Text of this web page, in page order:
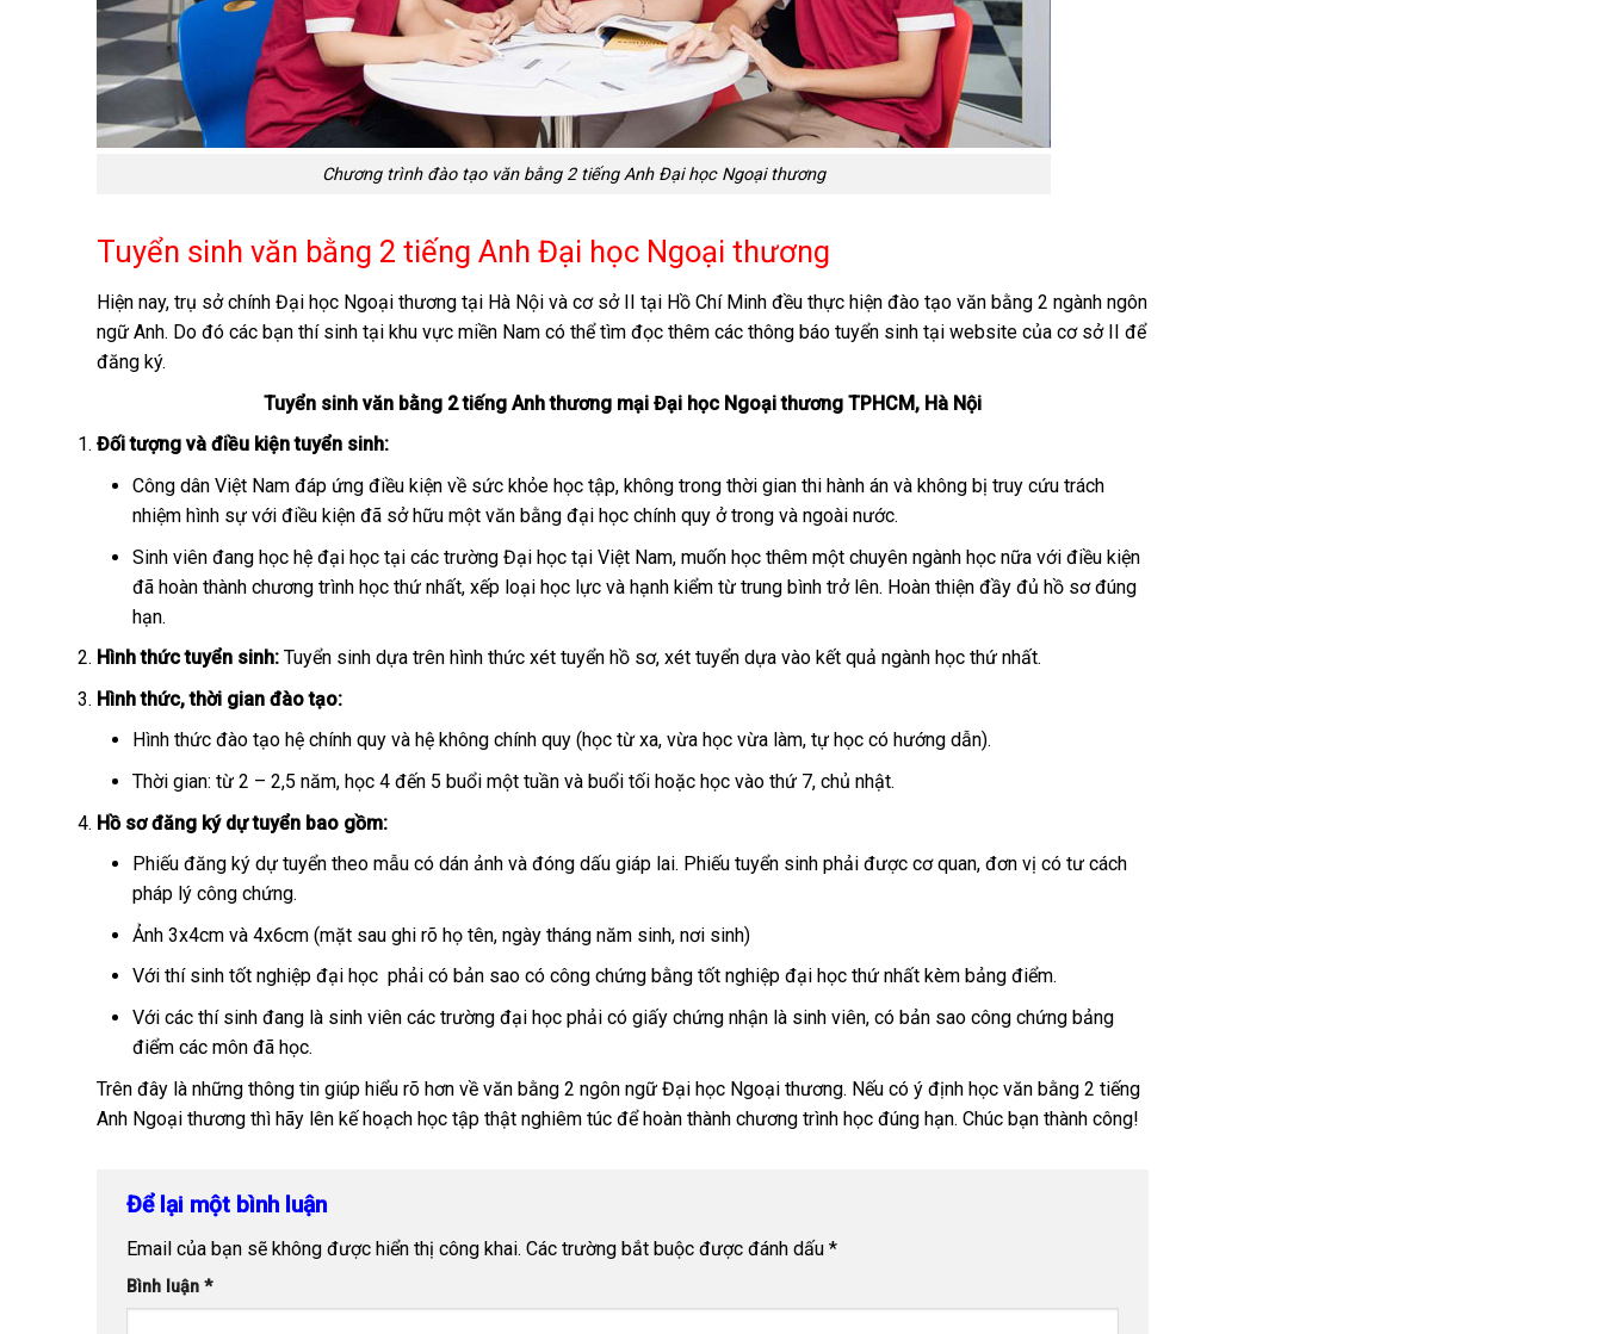
Chương trình đào tạo văn bằng 2 tiếng Anh Đại học Ngoại thương
Tuyển sinh văn bằng 2 tiếng Anh Đại học Ngoại thương
Hiện nay, trụ sở chính Đại học Ngoại thương tại Hà Nội và cơ sở II tại Hồ Chí Minh đều thực hiện đào tạo văn bằng 2 ngành ngôn
ngữ Anh. Do đó các bạn thí sinh tại khu vực miền Nam có thể tìm đọc thêm các thông báo tuyển sinh tại website của cơ sở II để
đăng ký.
Tuyển sinh văn bằng 2 tiếng Anh thương mại Đại học Ngoại thương TPHCM, Hà Nội
Đối tượng và điều kiện tuyển sinh:
Công dân Việt Nam đáp ứng điều kiện về sức khỏe học tập, không trong thời gian thi hành án và không bị truy cứu trách
nhiệm hình sự với điều kiện đã sở hữu một văn bằng đại học chính quy ở trong và ngoài nước.
Sinh viên đang học hệ đại học tại các trường Đại học tại Việt Nam, muốn học thêm một chuyên ngành học nữa với điều kiện
đã hoàn thành chương trình học thứ nhất, xếp loại học lực và hạnh kiểm từ trung bình trở lên. Hoàn thiện đầy đủ hồ sơ đúng
hạn.
Hình thức tuyển sinh: Tuyển sinh dựa trên hình thức xét tuyển hồ sơ, xét tuyển dựa vào kết quả ngành học thứ nhất.
Hình thức, thời gian đào tạo:
Hình thức đào tạo hệ chính quy và hệ không chính quy (học từ xa, vừa học vừa làm, tự học có hướng dẫn).
Thời gian: từ 2 – 2,5 năm, học 4 đến 5 buổi một tuần và buổi tối hoặc học vào thứ 7, chủ nhật.
Hồ sơ đăng ký dự tuyển bao gồm:
Phiếu đăng ký dự tuyển theo mẫu có dán ảnh và đóng dấu giáp lai. Phiếu tuyển sinh phải được cơ quan, đơn vị có tư cách
pháp lý công chứng.
Ảnh 3x4cm và 4x6cm (mặt sau ghi rõ họ tên, ngày tháng năm sinh, nơi sinh)
Với thí sinh tốt nghiệp đại học phải có bản sao có công chứng bằng tốt nghiệp đại học thứ nhất kèm bảng điểm.
Với các thí sinh đang là sinh viên các trường đại học phải có giấy chứng nhận là sinh viên, có bản sao công chứng bảng
điểm các môn đã học.
Trên đây là những thông tin giúp hiểu rõ hơn về văn bằng 2 ngôn ngữ Đại học Ngoại thương. Nếu có ý định học văn bằng 2 tiếng
Anh Ngoại thương thì hãy lên kế hoạch học tập thật nghiêm túc để hoàn thành chương trình học đúng hạn. Chúc bạn thành công!
Để lại một bình luận
Email của bạn sẽ không được hiển thị công khai. Các trường bắt buộc được đánh dấu *
Bình luận *